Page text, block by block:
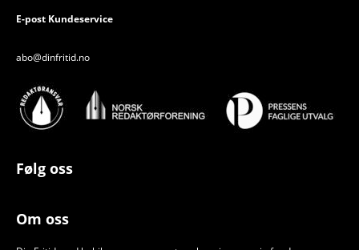
E-post Kundeservice
abo@dinfritid.no
Følg oss
Om oss